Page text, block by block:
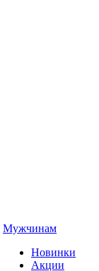
Мужчинам
Новинки
Акции